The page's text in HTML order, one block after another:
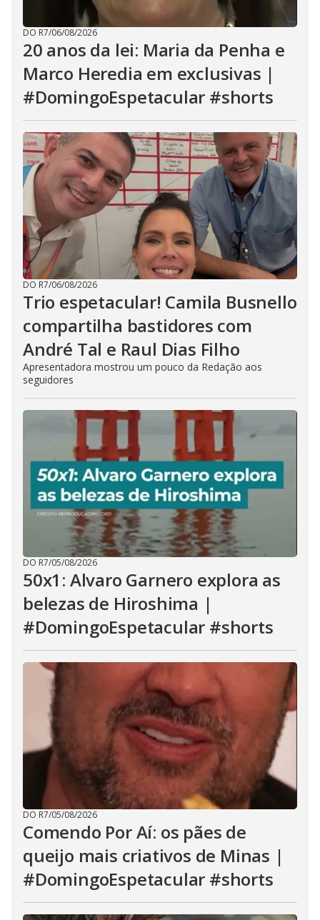
DO R7/06/08/2026
20 anos da lei: Maria da Penha e
Marco Heredia em exclusivas |
#DomingoEspetacular #shorts
DO R7/06/08/2026
Trio espetacular! Camila Busnello
compartilha bastidores com
André Tal e Raul Dias Filho
Apresentadora mostrou um pouco da Redação aos
seguidores
DO R7/05/08/2026
50x1: Alvaro Garnero explora as
belezas de Hiroshima |
#DomingoEspetacular #shorts
DO R7/05/08/2026
Comendo Por Aí: os pães de
queijo mais criativos de Minas |
#DomingoEspetacular #shorts